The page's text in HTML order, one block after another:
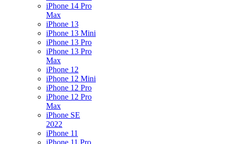
iPhone 14 Pro
Max
iPhone 13
iPhone 13 Mini
iPhone 13 Pro
iPhone 13 Pro
Max
iPhone 12
iPhone 12 Mini
iPhone 12 Pro
iPhone 12 Pro
Max
iPhone SE
2022
iPhone 11
iPhone 11 Pro